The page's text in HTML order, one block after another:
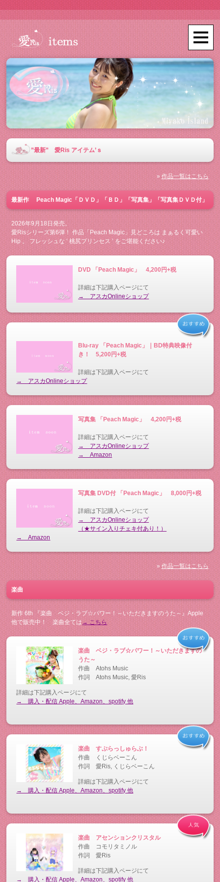
”最新” 愛Ris アイテム’ｓ
» 作品一覧はこちら
最新作 Peach Magic「ＤＶＤ」「ＢＤ」「写真集」「写真集ＤＶＤ付」
2026年9月18日発売。
愛Risシリーズ第6弾！ 作品「Peach Magic」見どころは まぁるく可愛い
Hip 。 フレッシュな ‘ 桃尻プリンセス ’ をご堪能ください♪
DVD 「Peach Magic」 4,200円+税
詳細は下記購入ページにて
→ アスカOnlineショップ
Blu-ray 「Peach Magic」｜BD特典映像付
き！ 5,200円+税
詳細は下記購入ページにて
→ アスカOnlineショップ
写真集 「Peach Magic」 4,200円+税
詳細は下記購入ページにて
→ アスカOnlineショップ
→ Amazon
写真集 DVD付 「Peach Magic」 8,000円+税
詳細は下記購入ページにて
→ アスカOnlineショップ
（★サイン入りチェキ付あり！）
→ Amazon
» 作品一覧はこちら
楽曲
新作 6th 『楽曲 ベジ・ラブ☆パワー！～いただきますのうた～』Apple
他で販売中！ 楽曲全ては → こちら
楽曲 ベジ・ラブ☆パワー！～いただきますの
うた～
作曲 Atohs Music
作詞 Atohs Music, 愛Ris
詳細は下記購入ページにて
→ 購入・配信 Apple、Amazon、spotify 他
楽曲 すぷらっしゅらぶ！
作曲 くじらベーこん
作詞 愛Ris, くじらベーこん
詳細は下記購入ページにて
→ 購入・配信 Apple、Amazon、spotify 他
楽曲 アセンションクリスタル
作曲 コモリタミノル
作詞 愛Ris
詳細は下記購入ページにて
→ 購入・配信 Apple、Amazon、spotify 他